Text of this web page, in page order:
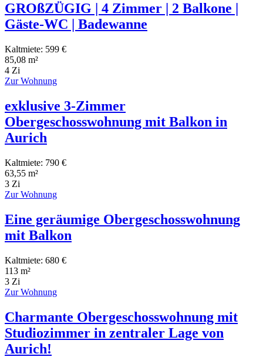
GROßZÜGIG | 4 Zimmer | 2 Balkone |
Gäste-WC | Badewanne
Kaltmiete: 599 €
85,08 m²
4 Zi
Zur Wohnung
exklusive 3-Zimmer
Obergeschosswohnung mit Balkon in
Aurich
Kaltmiete: 790 €
63,55 m²
3 Zi
Zur Wohnung
Eine geräumige Obergeschosswohnung
mit Balkon
Kaltmiete: 680 €
113 m²
3 Zi
Zur Wohnung
Charmante Obergeschosswohnung mit
Studiozimmer in zentraler Lage von
Aurich!